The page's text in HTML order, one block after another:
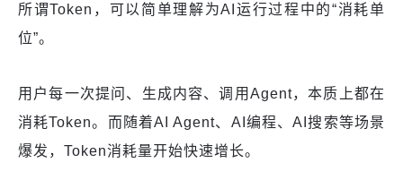
所谓Token，可以简单理解为AI运行过程中的“消耗单
位”。
用户每一次提问、生成内容、调用Agent，本质上都在
消耗Token。而随着AI Agent、AI编程、AI搜索等场景
爆发，Token消耗量开始快速增长。